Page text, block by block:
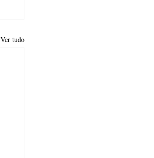
Ver tudo